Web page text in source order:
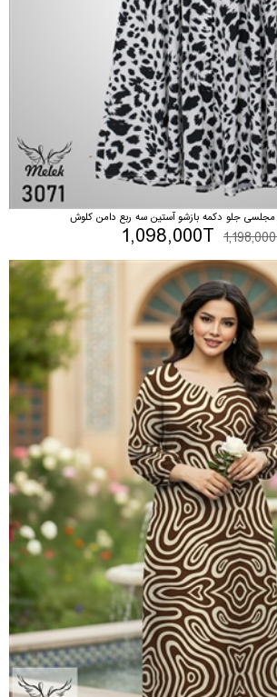
مجلسی جلو دکمه بازشو آستین سه ربع دامن کلوش
1,098,000T